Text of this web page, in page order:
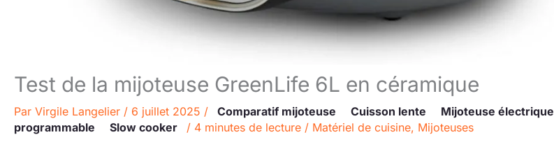
Test de la mijoteuse GreenLife 6L en céramique
Par Virgile Langelier / 6 juillet 2025 / Comparatif mijoteuse Cuisson lente Mijoteuse électrique
programmable
Slow cooker / 4 minutes de lecture / Matériel de cuisine, Mijoteuses